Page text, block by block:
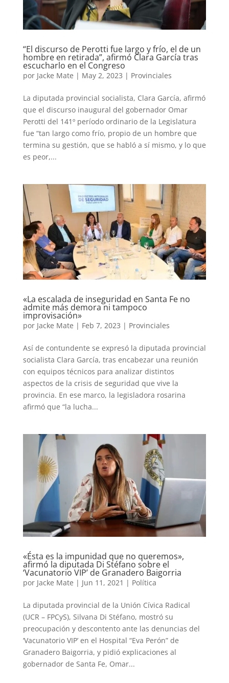
“El discurso de Perotti fue largo y frío, el de un
hombre en retirada”, afirmó Clara García tras
escucharlo en el Congreso
por Jacke Mate | May 2, 2023 | Provinciales
La diputada provincial socialista, Clara García, afirmó
que el discurso inaugural del gobernador Omar
Perotti del 141º período ordinario de la Legislatura
fue “tan largo como frío, propio de un hombre que
termina su gestión, que se habló a sí mismo, y lo que
es peor,...
«La escalada de inseguridad en Santa Fe no
admite más demora ni tampoco
improvisación»
por Jacke Mate | Feb 7, 2023 | Provinciales
Así de contundente se expresó la diputada provincial
socialista Clara García, tras encabezar una reunión
con equipos técnicos para analizar distintos
aspectos de la crisis de seguridad que vive la
provincia. En ese marco, la legisladora rosarina
afirmó que “la lucha...
«Ésta es la impunidad que no queremos»,
afirmó la diputada Di Stéfano sobre el
‘Vacunatorio VIP’ de Granadero Baigorria
por Jacke Mate | Jun 11, 2021 | Política
La diputada provincial de la Unión Cívica Radical
(UCR – FPCyS), Silvana Di Stéfano, mostró su
preocupación y descontento ante las denuncias del
‘Vacunatorio VIP’ en el Hospital “Eva Perón” de
Granadero Baigorria, y pidió explicaciones al
gobernador de Santa Fe, Omar...